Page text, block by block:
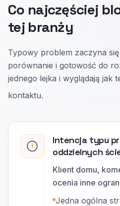
Co najczęściej
tej branży
Typowy problem zaczyna
porównanie i gotowość do
jednego lejka i wyglądają jak
kontaktu.
Intencja typu
oddzielnych
Klient domu,
ocenia inne
Jedna ogólna